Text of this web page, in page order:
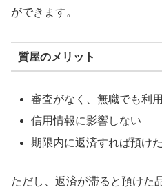
ができます。
質屋のメリット
審査がなく、無職でも利
信用情報に影響しない
期限内に返済すれば預け
ただし、返済が滞ると預けた